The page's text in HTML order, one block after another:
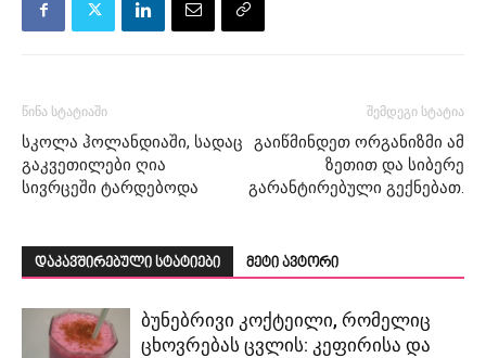
წინა სტატიაში
სკოლა ჰოლანდიაში, სადაც
გაკვეთილები ღია
სივრცეში ტარდებოდა
შემდეგი სტატია
გაიწმინდეთ ორგანიზმი ამ
ზეთით და სიბერე
გარანტირებული გექნებათ.
დაკავშირებული სტატიები მეტი ავტორი
ბუნებრივი კოქტეილი, რომელიც
ცხოვრებას ცვლის: კეფირისა და